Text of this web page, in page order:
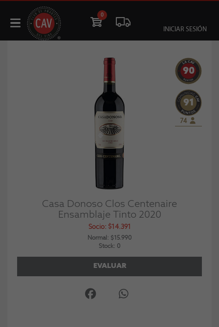
0
INICIAR SESIÓN
90
91
74
Casa Donoso Clos Centenaire
Ensamblaje Tinto 2020
Socio: $14.391
Normal: $15.990
Stock: 0
EVALUAR